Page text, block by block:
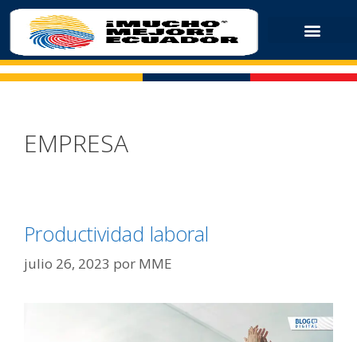
EMPRESA
Productividad laboral
julio 26, 2023 por MME